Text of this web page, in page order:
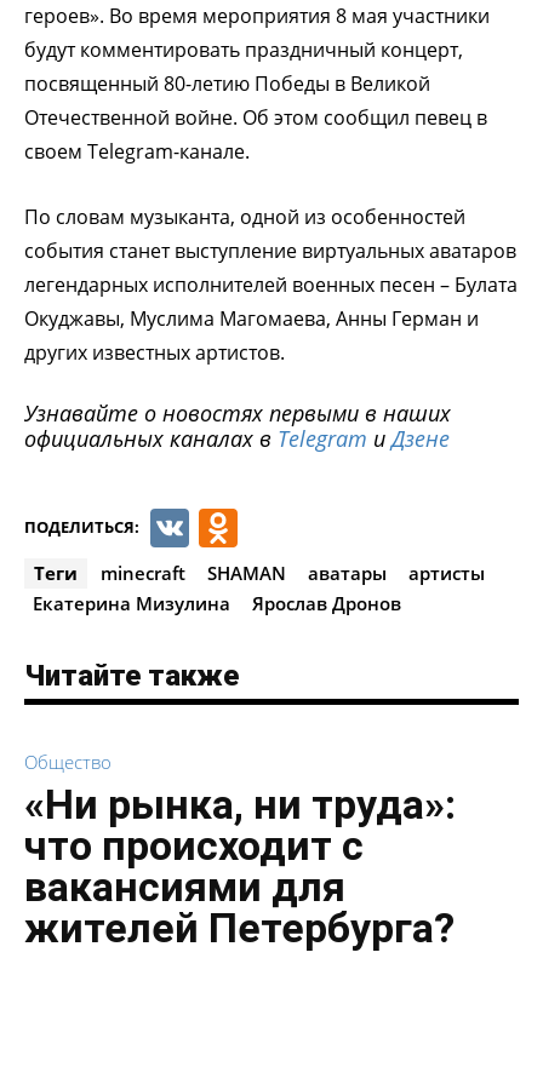
героев». Во время мероприятия 8 мая участники
будут комментировать праздничный концерт,
посвященный 80-летию Победы в Великой
Отечественной войне. Об этом сообщил певец в
своем Telegram-канале.
По словам музыканта, одной из особенностей
события станет выступление виртуальных аватаров
легендарных исполнителей военных песен – Булата
Окуджавы, Муслима Магомаева, Анны Герман и
других известных артистов.
Узнавайте о новостях первыми в наших
официальных каналах в Telegram иДзене
ПОДЕЛИТЬСЯ: VK
Теги minecraft SHAMAN аватары
артисты
Екатерина Мизулина
Ярослав Дронов
Читайте также
Общество
«Ни рынка, ни труда»:
что происходит с
вакансиями для
жителей Петербурга?